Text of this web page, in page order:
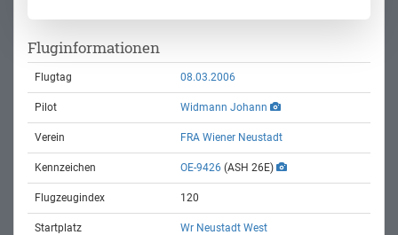
Fluginformationen
Flugtag 08.03.2006
Pilot Widmann Johann
Verein FRA Wiener Neustadt
Kennzeichen OE-9426 (ASH 26E)
Flugzeugindex 120
Startplatz Wr Neustadt West